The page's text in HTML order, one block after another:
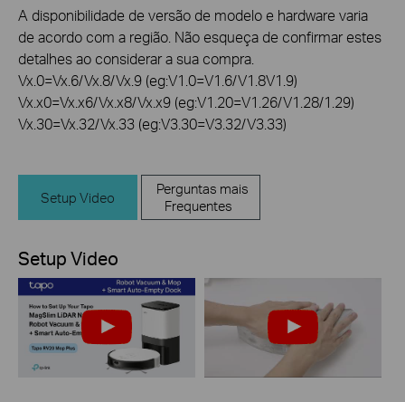
A disponibilidade de versão de modelo e hardware varia
de acordo com a região. Não esqueça de confirmar estes
detalhes ao considerar a sua compra.
Vx.0=Vx.6/Vx.8/Vx.9 (eg:V1.0=V1.6/V1.8V1.9)
Vx.x0=Vx.x6/Vx.x8/Vx.x9 (eg:V1.20=V1.26/V1.28/1.29)
Vx.30=Vx.32/Vx.33 (eg:V3.30=V3.32/V3.33)
Setup Video
Perguntas mais
Frequentes
Setup Video